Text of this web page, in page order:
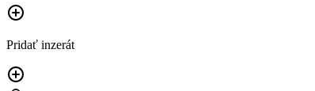
Pridať inzerát